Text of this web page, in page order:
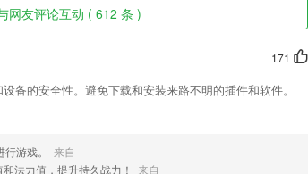
以使用。
网友评论互动 ( 612 条 )
171
备的安全性。避免下载和安装来路不明的插件和软件。
游戏。
来自
法力值，提升持久战力！
来自